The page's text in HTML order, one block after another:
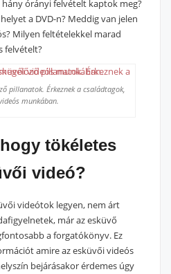
órányi felvételt kaptok meg?
a DVD-n? Meddig van jelen
Milyen feltételekkel marad
felvételt?
pillanatok. Érkeznek a családtagok,
munkában.
tökéletes
videó?
videótok legyen, nem árt
már az esküvő
a forgatókönyv. Ez
amire az esküvői videós
bejárásakor érdemes úgy